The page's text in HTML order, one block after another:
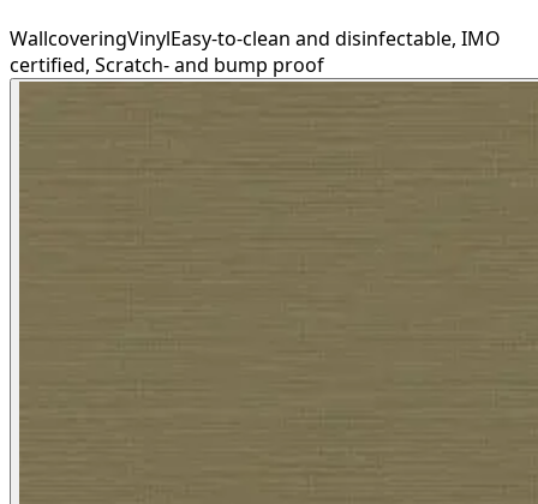
WallcoveringVinylEasy-to-clean and disinfectable, IMO
certified, Scratch- and bump proof